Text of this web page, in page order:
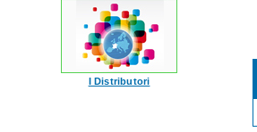
I Distributori